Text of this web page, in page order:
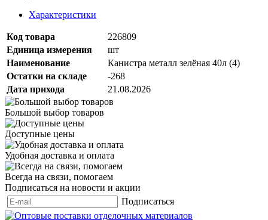
Характеристики
Код товара
226809
Единица измерения
шт
Наименование
Канистра металл зелёная 40л (4)
Остатки на складе
-268
Дата прихода
21.08.2026
Большой выбор товаров
Доступные цены
Удобная доставка и оплата
Всегда на связи, помогаем
Подписаться на новости и акции
Подписаться